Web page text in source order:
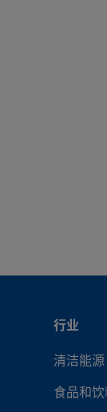
行业
清洁能源
食品和